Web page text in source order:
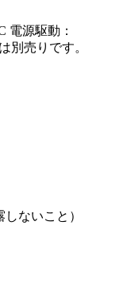
電源駆動：
別売りです。
ないこと）